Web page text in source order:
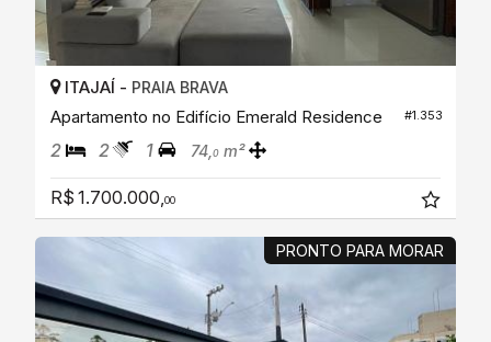
#1.353
ITAJAÍ - PRAIA BRAVA
Apartamento no Edifício Emerald Residence
2 2 1 74,0 m²
R$ 1.700.000, 00
PRONTO PARA MORAR